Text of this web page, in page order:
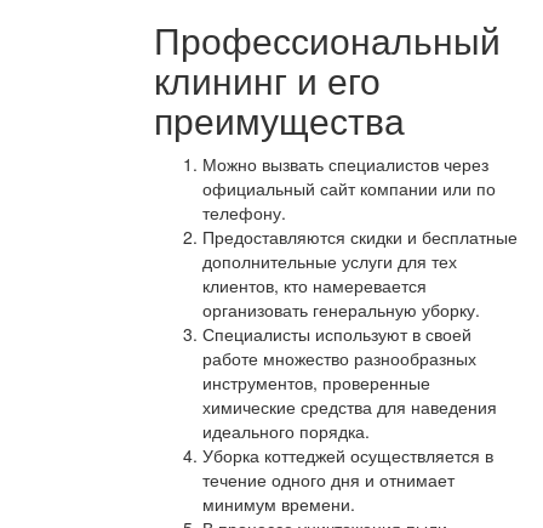
Профессиональный
клининг и его
преимущества
Можно вызвать специалистов через
официальный сайт компании или по
телефону.
Предоставляются скидки и бесплатные
дополнительные услуги для тех
клиентов, кто намеревается
организовать генеральную уборку.
Специалисты используют в своей
работе множество разнообразных
инструментов, проверенные
химические средства для наведения
идеального порядка.
Уборка коттеджей осуществляется в
течение одного дня и отнимает
минимум времени.